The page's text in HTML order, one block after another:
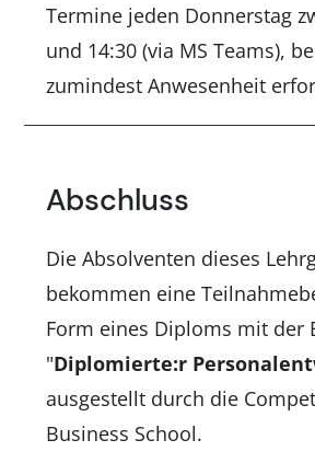
Termine jeden Donnerstag
und 14:30 (via MS Teams),
zumindest Anwesenheit
Abschluss
Die Absolventen dieses
bekommen eine
Form eines Diploms mit der
"Diplomierte:r
ausgestellt durch die
Business School.